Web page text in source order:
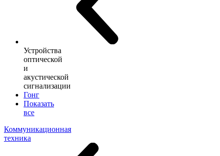
Устройства
оптической
и
акустической
сигнализации
Гонг
Показать
все
Коммуникационная
техника